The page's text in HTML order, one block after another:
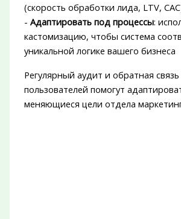
(скорость обработки лида, LTV,
- Адаптировать под процессы:
кастомизацию, чтобы система
уникальной логике вашего бизнеса
Регулярный аудит и обратная связь
пользователей помогут
меняющиеся цели отдела